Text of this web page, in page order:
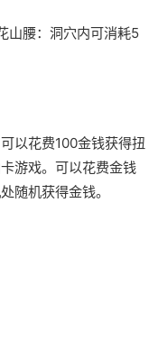
山腰：洞穴内可消耗5
以花费100金钱获得扭
游戏。可以花费金钱
随机获得金钱。